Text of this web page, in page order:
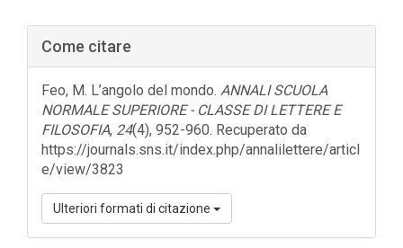
Barra
laterale
dell'articolo
Come citare
Feo, M. L’angolo del mondo. ANNALI SCUOLA
NORMALE SUPERIORE - CLASSE DI LETTERE E
FILOSOFIA, 24(4), 952-960. Recuperato da
https://journals.sns.it/index.php/annalilettere/articl
e/view/3823
Ulteriori formati di citazione